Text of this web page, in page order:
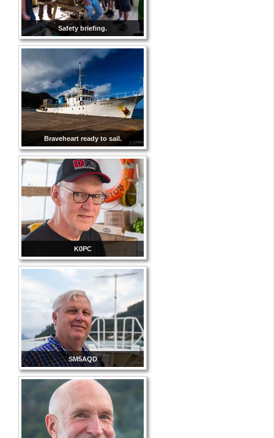
Safety briefing.
Braveheart ready to sail.
K0PC
SM5AQD